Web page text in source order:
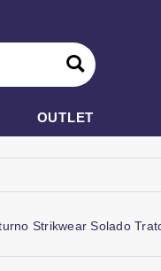
OUTLET
Strikwear Solado